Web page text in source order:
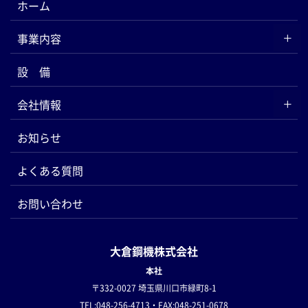
ホーム
事業内容
設 備
会社情報
お知らせ
よくある質問
お問い合わせ
大倉鋼機株式会社
本社
〒332-0027 埼玉県川口市緑町8-1
TEL:048-256-4713・FAX:048-251-0678